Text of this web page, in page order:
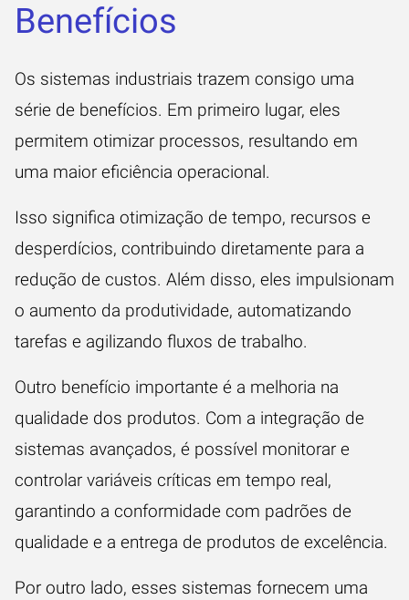
Benefícios
Os sistemas industriais trazem consigo uma
série de benefícios. Em primeiro lugar, eles
permitem otimizar processos, resultando em
uma maior eficiência operacional.
Isso significa otimização de tempo, recursos e
desperdícios, contribuindo diretamente para a
redução de custos. Além disso, eles impulsionam
o aumento da produtividade, automatizando
tarefas e agilizando fluxos de trabalho.
Outro benefício importante é a melhoria na
qualidade dos produtos. Com a integração de
sistemas avançados, é possível monitorar e
controlar variáveis críticas em tempo real,
garantindo a conformidade com padrões de
qualidade e a entrega de produtos de excelência.
Por outro lado, esses sistemas fornecem uma